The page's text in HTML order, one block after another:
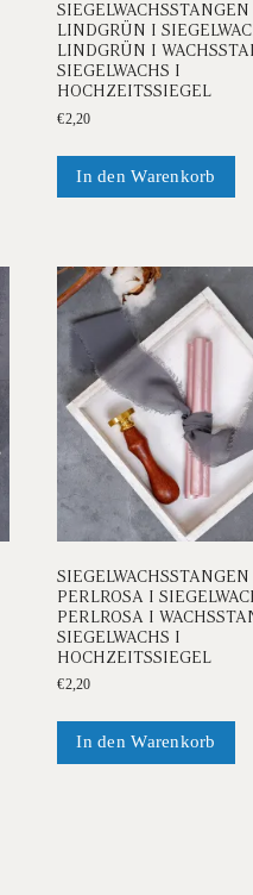
SIEGELWACHSSTANGEN
LINDGRÜN I
LINDGRÜN I
SIEGELWACHS I
HOCHZEITSSIEGEL
€2,20
In den Warenkorb
SIEGELWACHSSTANGEN
PERLROSA I
PERLROSA I
SIEGELWACHS I
HOCHZEITSSIEGEL
€2,20
In den Warenkorb